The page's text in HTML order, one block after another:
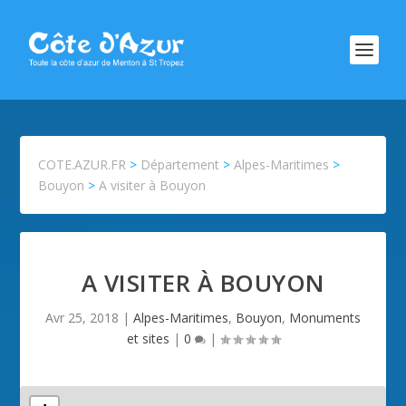
COTE.AZUR.FR > Département >Alpes-Maritimes >
Bouyon >A visiter à Bouyon
A VISITER À BOUYON
Avr 25, 2018 | Alpes-Maritimes, Bouyon, Monuments
et sites | 0 |